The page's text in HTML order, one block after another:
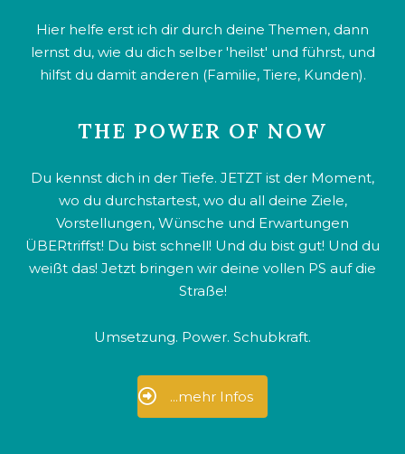
Hier helfe erst ich dir durch deine Themen, dann
lernst du, wie du dich selber 'heilst' und führst, und
hilfst du damit anderen (Familie, Tiere, Kunden).
THE POWER OF NOW
Du kennst dich in der Tiefe. JETZT ist der Moment,
wo du durchstartest, wo du all deine Ziele,
Vorstellungen, Wünsche und Erwartungen
ÜBERtriffst! Du bist schnell! Und du bist gut! Und du
weißt das! Jetzt bringen wir deine vollen PS auf die
Straße!
Umsetzung. Power. Schubkraft.
...mehr Infos